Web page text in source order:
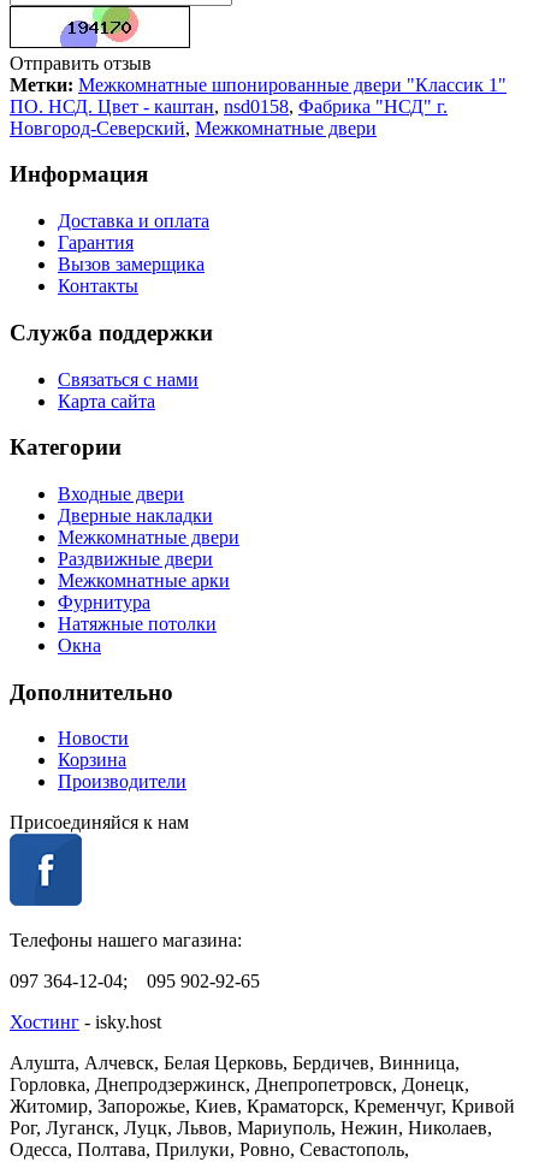
Отправить отзыв
Метки: Межкомнатные шпонированные двери "Классик 1"
ПО. НСД. Цвет - каштан, nsd0158, Фабрика "НСД" г.
Новгород-Северский, Межкомнатные двери
Информация
Доставка и оплата
Гарантия
Вызов замерщика
Контакты
Служба поддержки
Связаться с нами
Карта сайта
Категории
Входные двери
Дверные накладки
Межкомнатные двери
Раздвижные двери
Межкомнатные арки
Фурнитура
Натяжные потолки
Окна
Дополнительно
Новости
Корзина
Производители
Присоединяйся к нам
Телефоны нашего магазина:
097 364-12-04; 095 902-92-65
Хостинг - isky.host
Алушта, Алчевск, Белая Церковь, Бердичев, Винница,
Горловка, Днепродзержинск, Днепропетровск, Донецк,
Житомир, Запорожье, Киев, Краматорск, Кременчуг, Кривой
Рог, Луганск, Луцк, Львов, Мариуполь, Нежин, Николаев,
Одесса, Полтава, Прилуки, Ровно, Севастополь,